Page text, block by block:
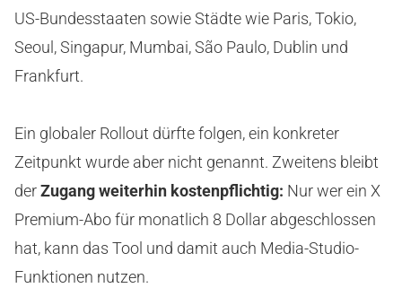
US-Bundesstaaten sowie Städte wie Paris, Tokio,
Seoul, Singapur, Mumbai, São Paulo, Dublin und
Frankfurt.
Ein globaler Rollout dürfte folgen, ein konkreter
Zeitpunkt wurde aber nicht genannt. Zweitens bleibt
derZugang weiterhin kostenpflichtig: Nur wer ein X
Premium-Abo für monatlich 8 Dollar abgeschlossen
hat, kann das Tool und damit auch Media-Studio-
Funktionen nutzen.